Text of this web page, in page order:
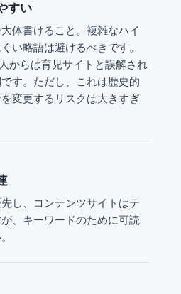
すい
体書けること。複雑なハイ
い略語は避けるべきです。
からは育児サイトと誤解され
す。ただし、これは歴史的
変更するリスクは大きすぎ
し、コンテンツサイトはテ
、キーワードのために可読